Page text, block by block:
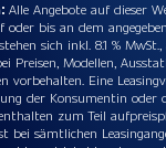
Alle Angebote auf dieser
bis an dem
sich inkl. 8.1 %
Preisen, Modellen,
vorbehalten. Eine
der Konsumentin oder
zum Teil
bei sämtlichen